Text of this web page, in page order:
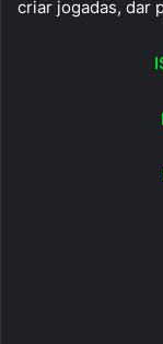
criar jogadas, dar